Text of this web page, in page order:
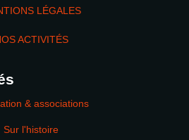
LÉGALES
ACTIVITÉS
& associations
Sur l'histoire